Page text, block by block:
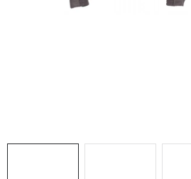
Akcie v predajniach